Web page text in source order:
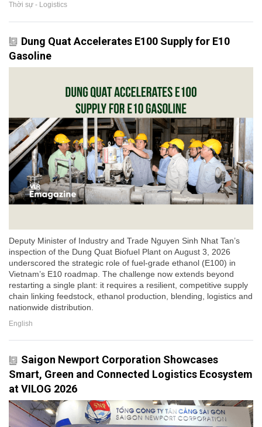
Thời sự - Logistics
Dung Quat Accelerates E100 Supply for E10
Gasoline
Deputy Minister of Industry and Trade Nguyen Sinh Nhat Tan’s
inspection of the Dung Quat Biofuel Plant on August 3, 2026
underscored the strategic role of fuel-grade ethanol (E100) in
Vietnam’s E10 roadmap. The challenge now extends beyond
restarting a single plant: it requires a resilient, competitive supply
chain linking feedstock, ethanol production, blending, logistics and
nationwide distribution.
English
Saigon Newport Corporation Showcases
Smart, Green and Connected Logistics Ecosystem
at VILOG 2026